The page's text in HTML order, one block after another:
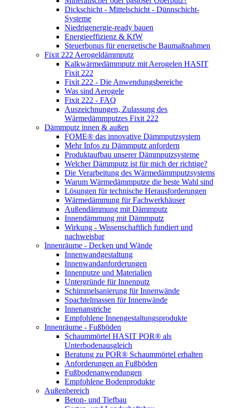
Dickschicht - Mittelschicht - Dünnschicht-
Systeme
Niedrigenergie-ready bauen
Energieeffizienz & KfW
Steuerbonus für energetische Baumaßnahmen
Fixit 222 Aerogeldämmputz
Kalkwärmedämmputz mit Aerogelen HASIT
Fixit 222
Fixit 222 - Die Anwendungsbereiche
Was sind Aerogele
Fixit 222 - FAQ
Auszeichnungen, Zulassung des
Wärmedämmputzes Fixit 222
Dämmputz innen & außen
FOME® das innovative Dämmputzsystem
Mehr Infos zu Dämmputz anfordern
Produktaufbau unserer Dämmputzsysteme
Welcher Dämmputz ist für mich der richtige?
Die Verarbeitung des Wärmedämmputzsystems
Warum Wärmedämmputze die beste Wahl sind
Lösungen für technische Herausforderungen
Wärmedämmung für Fachwerkhäuser
Außendämmung mit Dämmputz
Innendämmung mit Dämmputz
Wirkung - Wissenschaftlich fundiert und
nachweisbar
Innenräume - Decken und Wände
Innenwandgestaltung
Innenwandanforderungen
Innenputze und Materialien
Untergründe für Innenputz
Schimmelsanierung für Innenwände
Spachtelmassen für Innenwände
Innenanstriche
Empfohlene Innengestaltungsprodukte
Innenräume - Fußböden
Schaummörtel HASIT POR® als
Unterbodenausgleich
Beratung zu POR® Schaummörtel erhalten
Anforderungen an Fußböden
Fußbodenanwendungen
Empfohlene Bodenprodukte
Außenbereich
Beton- und Tiefbau